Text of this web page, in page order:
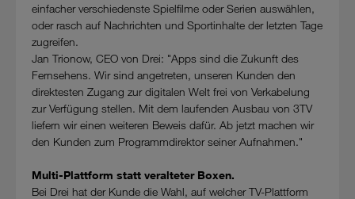
einfacher verschiedenste Spielfilme oder Serien auswählen,
oder rasch auf Nachrichten und Sportinhalte der letzten Tage
zugreifen.
Jan Trionow, CEO von Drei: "Apps sind die Zukunft des
Fernsehens. Wir sind angetreten, unseren Kunden den
direktesten Zugang zur digitalen Welt frei von Verkabelung
zur Verfügung stellen. Mit dem laufenden Ausbau von 3TV
liefern wir einen weiteren Beweis dafür. Ab jetzt machen wir
den Kunden zum Programmdirektor seiner Aufnahmen."
Multi-Plattform statt veralteter Boxen.
Bei Drei hat der Kunde die Wahl, auf welcher TV-Plattform